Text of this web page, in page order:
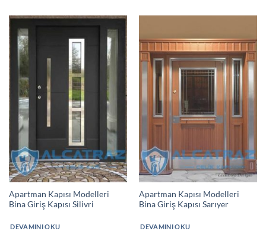
Apartman Kapısı Modelleri
Bina Giriş Kapısı Silivri
DEVAMINI OKU
Apartman Kapısı Modelleri
Bina Giriş Kapısı Sarıyer
DEVAMINI OKU